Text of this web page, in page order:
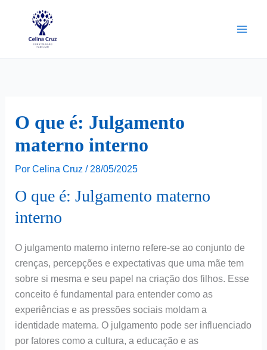
O que é: Julgamento
materno interno
Por Celina Cruz / 28/05/2025
O que é: Julgamento materno
interno
O julgamento materno interno refere-se ao conjunto de
crenças, percepções e expectativas que uma mãe tem
sobre si mesma e seu papel na criação dos filhos. Esse
conceito é fundamental para entender como as
experiências e as pressões sociais moldam a
identidade materna. O julgamento pode ser influenciado
por fatores como a cultura, a educação e as